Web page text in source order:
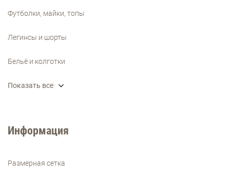
Футболки, майки, топы
Легинсы и шорты
Бельё и колготки
Показать все
Информация
Размерная сетка